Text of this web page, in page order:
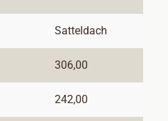
Satteldach
306,00
242,00